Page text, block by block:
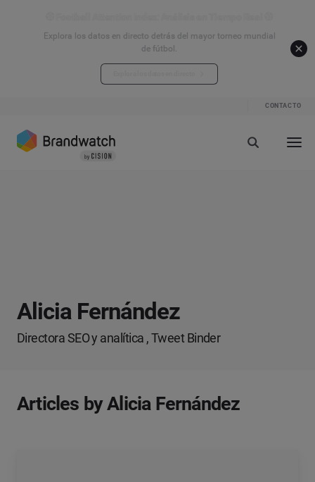
Explora los datos en directo detrás del mayor torneo mundial
de fútbol.
CONTACTO
Alicia Fernández
Directora SEO y analítica , Tweet Binder
Articles by Alicia Fernández